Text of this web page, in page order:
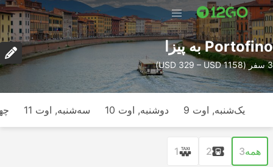
Portofino به پیزا
3 سفر (USD 329 – USD 1158)
یک‌شنبه, اوت 9 دوشنبه, اوت 10 سه‌شنبه, اوت 11
همه3
2
1